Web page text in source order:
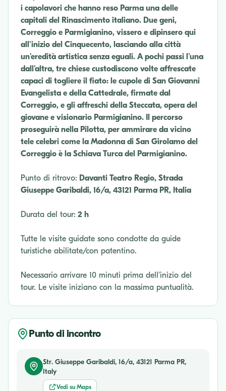
i capolavori che hanno reso Parma una delle
capitali del Rinascimento italiano. Due geni,
Correggio e Parmigianino, vissero e dipinsero qui
all'inizio del Cinquecento, lasciando alla città
un'eredità artistica senza eguali. A pochi passi l'una
dall'altra, tre chiese custodiscono volte affrescate
capaci di togliere il fiato: le cupole di San Giovanni
Evangelista e della Cattedrale, firmate dal
Correggio, e gli affreschi della Steccata, opera del
giovane e visionario Parmigianino. Il percorso
proseguirà nella Pilotta, per ammirare da vicino
tele celebri come la Madonna di San Girolamo del
Correggio è la Schiava Turca del Parmigianino.
Punto di ritrovo: Davanti Teatro Regio, Strada
Giuseppe Garibaldi, 16/a, 43121 Parma PR, Italia
Durata del tour: 2 h
Tutte le visite guidate sono condotte da guide
turistiche abilitate/con patentino.
Necessario arrivare 10 minuti prima dell'inizio del
tour. Le visite iniziano con la massima puntualità.
Punto di incontro
Str. Giuseppe Garibaldi, 16/a, 43121 Parma PR,
Italy
Vedi su Maps